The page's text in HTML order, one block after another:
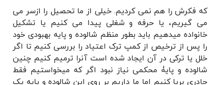
که فکرش را هم نمی کردیم. خیلی از ما تحصیل را ازسر می
می گیریم، یا حرفه و شغلی پیدا می کنیم یا تشکیل
خانواده میدهیم باید بطور منظم شالوده و پایه بهبودی خود
را پس از ترخیص از کمپ ترک اعتیاد را بررسی کنیم تا اگر
خلل یا ترکی در آن ایجاد شده است آنرا ترمیم کنیم چنین
شالوده و پایۀ محکمی نیاز نبود اگر که میخواستیم فقط
چادری برپا کنیم اما ما داریم بر روی این شالوده و پایه یک